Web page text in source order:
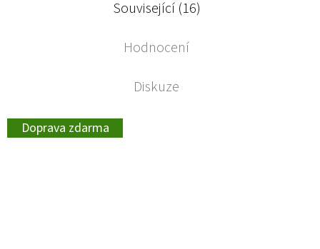
Související (16)
Hodnocení
Diskuze
Doprava zdarma